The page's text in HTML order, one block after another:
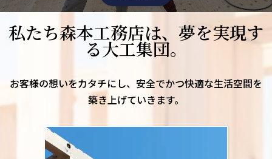
私たち森本工務店は、夢を実現す
る大工集団。
お客様の想いをカタチにし、 安全でかつ快適な生活空間を
築き上げていきます。